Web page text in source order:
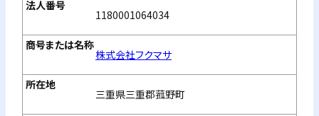
1180001064034
株式会社フクマサ
三重県三重郡菰野町